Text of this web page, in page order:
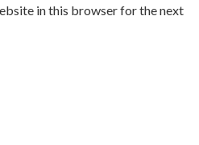
in this browser for the next